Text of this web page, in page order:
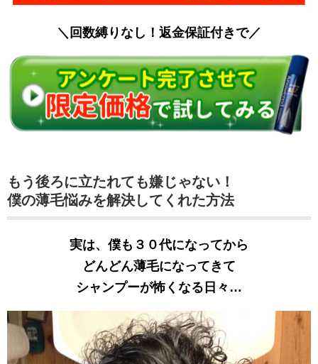
＼回数縛りなし！返金保証付きで／
もう後ろに立たれても嫌じゃない！
僕の薄毛悩みを解決してくれた方法
実は、僕も３０代になってから
どんどん薄毛になってきて
シャンプーが怖くなる日々…